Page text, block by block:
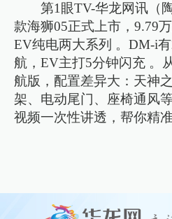
第1眼TV-华龙网讯（
款海狮05正式上市，9.79
EV纯电两大系列 。DM-i
航，EV主打5分钟闪充 。
航版，配置差异大：天神
架、电动尾门、座椅通风
视频一次性讲透，帮你精